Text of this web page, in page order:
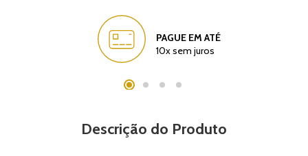
PAGUE EM ATÉ
10x sem juros
Descrição do Produto